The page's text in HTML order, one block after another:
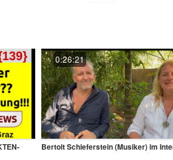
0:26:21
Bertolt Schieferstein (Musiker) im